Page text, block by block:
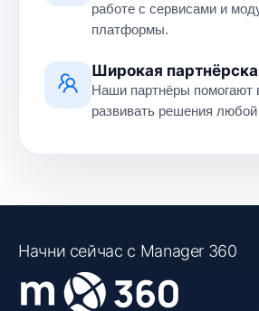
работе с сервисами и
платформы.
Широкая
Наши партнёры помогают
развивать решения
Начни сейчас с Manager 360